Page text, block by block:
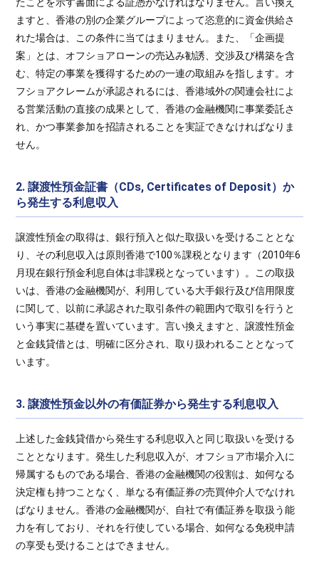
ますと、香港の別の企業グループによって恣意的に資金供給さ
れた場合は、この条件に当てはまりません。また、「企画提
案」とは、オフショアローンの売込み勧誘、交渉及び構築を含
む、特定の事業を獲得するための一連の取組みを指します。オ
フショアクレームが承認されるには、香港域外の関連会社によ
る営業活動の直接の成果として、香港の金融機関に事業委託さ
れ、かつ事業参加を招請されることを実証できなければなりま
せん。
2. 譲渡性預金証書（CDs, Certificates of Deposit）か
ら発生する利息収入
譲渡性預金の取得は、銀行預入と似た取扱いを受けることとな
り、その利息収入は原則香港で100％課税となります（2010年6
月現在銀行預金利息自体は非課税となっています）。この取扱
いは、香港の金融機関が、利用している大手銀行及び信用限度
に関して、以前に承認された取引条件の範囲内で取引を行うと
いう事実に基礎を置いています。言い換えますと、譲渡性預金
と金銭貸借とは、明確に区分され、取り扱われることとなって
います。
3. 譲渡性預金以外の有価証券から発生する利息収入
上述した金銭貸借から発生する利息収入と同じ取扱いを受ける
こととなります。発生した利息収入が、オフショア市場介入に
帰属するものである場合、香港の金融機関の役割は、如何なる
決定権も持つことなく、単なる有価証券の売買仲介人でなけれ
ばなりません。香港の金融機関が、自社で有価証券を取扱う能
力を有しており、それを行使している場合、如何なる免税申請
の享受も受けることはできません。